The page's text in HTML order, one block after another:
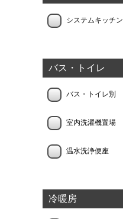
システムキッチン
バス・トイレ
バス・トイレ別
室内洗濯機置場
温水洗浄便座
冷暖房